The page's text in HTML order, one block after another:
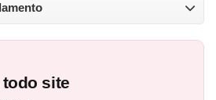
todo site